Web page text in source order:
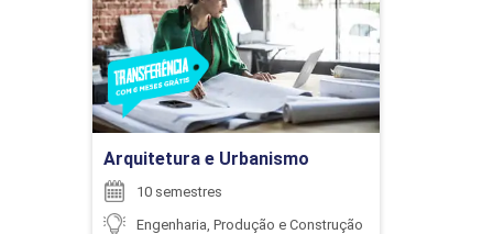
DESENHO TÉCNICO ASSISTIDO POR
COMPUTADOR
72
LIVIA SILVA SPOSITO
Arquitetura e Urbanismo
10 semestres
Engenharia, Produção e Construção
Detalhes do curso
Ir para Inscrição